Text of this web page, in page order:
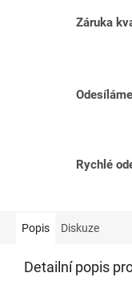
Záruka
Rychlé
Popis Diskuze
Detailní popis